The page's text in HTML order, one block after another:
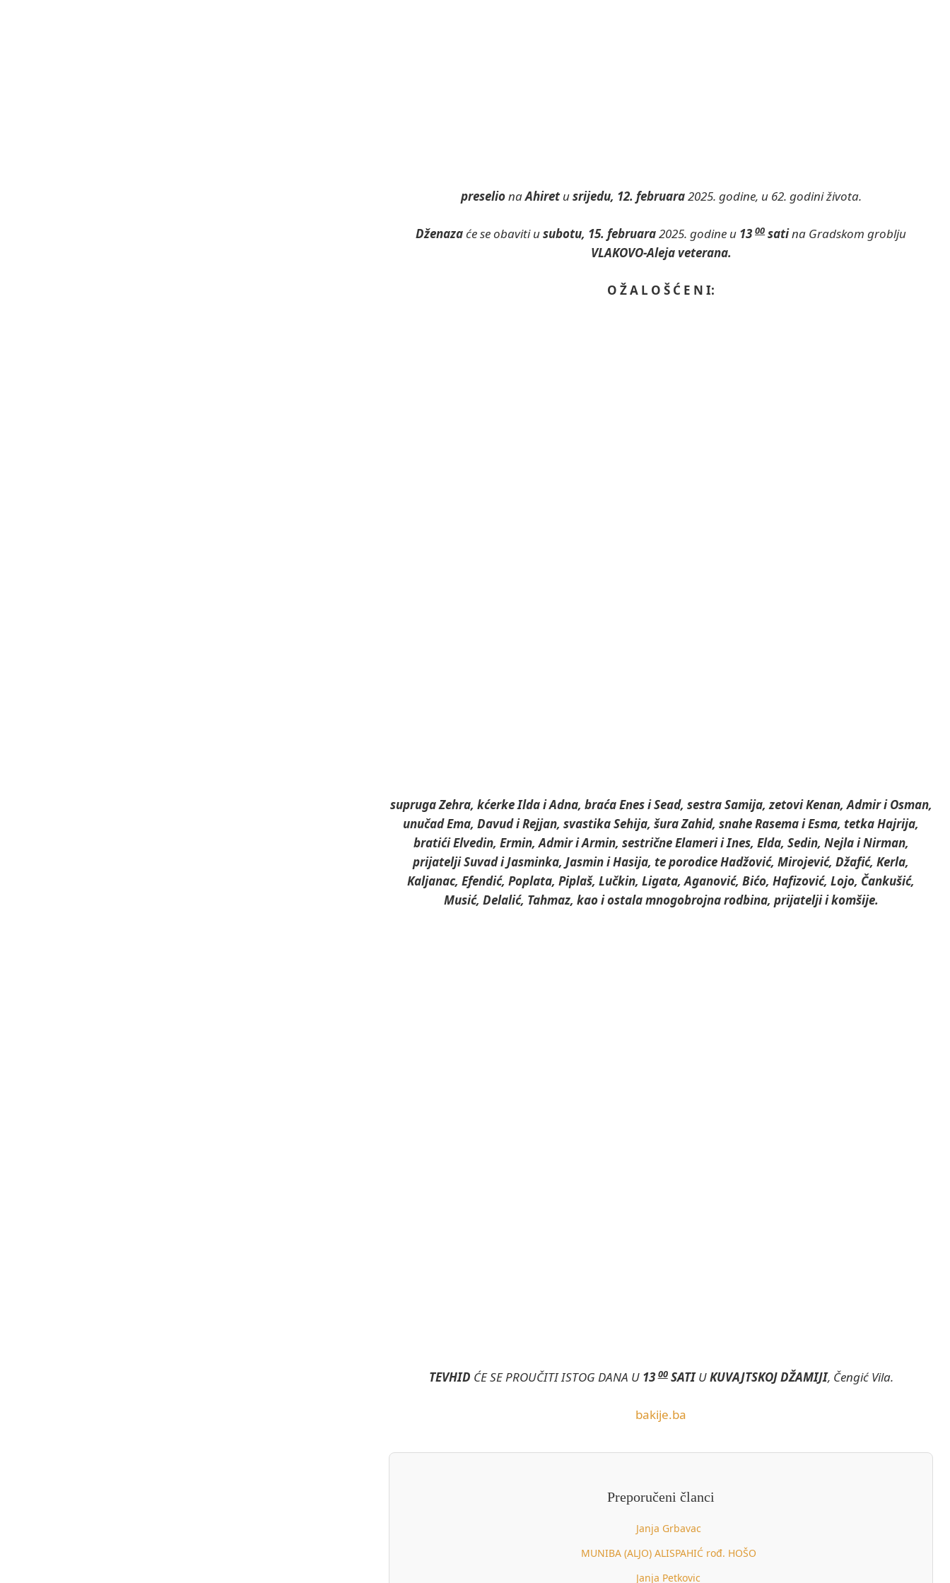
preselionaAhiretusrijedu, 12. februara2025. godine, u 62. godini života.
Dženazaće se obaviti usubotu, 15. februara2025. godine u 1300satina Gradskom groblju
VLAKOVO-Aleja veterana.
O Ž A L O Š Ć E N I:
supruga Zehra, kćerke Ilda i Adna, braća Enes i Sead, sestra Samija, zetovi Kenan, Admir i Osman,
unučad Ema, Davud i Rejjan, svastika Sehija, šura Zahid, snahe Rasema i Esma, tetka Hajrija,
bratići Elvedin, Ermin, Admir i Armin, sestrične Elameri i Ines, Elda, Sedin, Nejla i Nirman,
prijatelji Suvad i Jasminka, Jasmin i Hasija, te porodice Hadžović, Mirojević, Džafić, Kerla,
Kaljanac, Efendić, Poplata, Piplaš, Lučkin, Ligata, Aganović, Bićo, Hafizović, Lojo, Čankušić,
Musić, Delalić, Tahmaz, kao i ostala mnogobrojna rodbina, prijatelji i komšije.
TEVHID ĆE SE PROUČITI ISTOG DANA U 1300SATIUKUVAJTSKOJ DŽAMIJI, Čengić Vila.
bakije.ba
Preporučeni članci
Janja Grbavac
MUNIBA (ALJO) ALISPAHIĆ rođ. HOŠO
Janja Petkovic